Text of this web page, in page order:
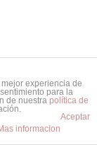
experiencia de
para la
de nuestra política de
Aceptar
informacion